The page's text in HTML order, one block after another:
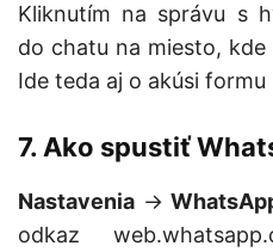
Kliknutím na správu s
do chatu na miesto,
Ide teda aj o akúsi
7. Ako spustiť
Nastavenia ->
odkaz